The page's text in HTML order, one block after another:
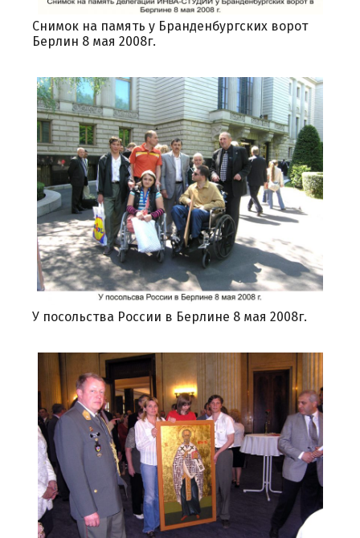
Снимок на память у Бранденбургских ворот
Берлин 8 мая 2008г.
У посольства России в Берлине 8 мая 2008г.